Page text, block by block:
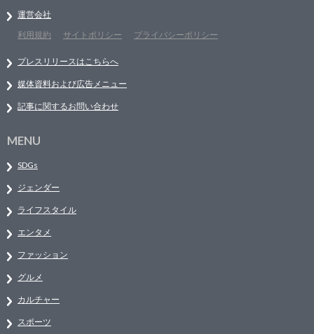
運営会社
利用規約
サイトポリシー プライバシーポリシー
プレスリリースはこちらへ
媒体資料および広告メニュー
記事に関するお問い合わせ
MENU
SDGs
ジェンダー
ライフスタイル
エンタメ
ファッション
グルメ
カルチャー
スポーツ